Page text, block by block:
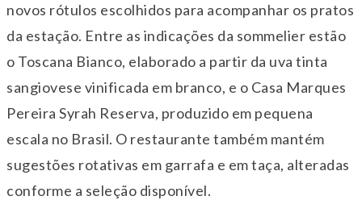
novos rótulos escolhidos para acompanhar os pratos
da estação. Entre as indicações da sommelier estão
o Toscana Bianco, elaborado a partir da uva tinta
sangiovese vinificada em branco, e o Casa Marques
Pereira Syrah Reserva, produzido em pequena
escala no Brasil. O restaurante também mantém
sugestões rotativas em garrafa e em taça, alteradas
conforme a seleção disponível.